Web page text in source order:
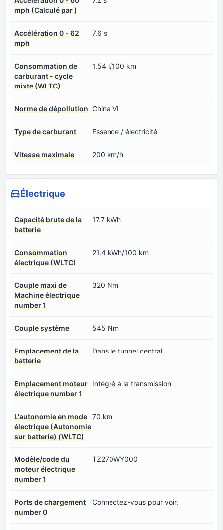
mph (Calculé par )
Accélération 0 - 62
mph
7.6 s
Consommation de
carburant - cycle
mixte (WLTC)
1.54 l/100 km
Norme de dépollution China VI
Type de carburant Essence / électricité
Vitesse maximale 200 km/h
Électrique
Capacité brute de la
batterie
17.7 kWh
Consommation
électrique (WLTC)
21.4 kWh/100 km
Couple maxi de
Machine électrique
number 1
320 Nm
Couple système 545 Nm
Emplacement de la
batterie
Dans le tunnel central
Emplacement moteur
électrique number 1
Intégré à la transmission
L'autonomie en mode
électrique (Autonomie
sur batterie) (WLTC)
70 km
Modèle/code du
moteur électrique
number 1
TZ270WY000
Ports de chargement
number 0
Connectez-vous pour voir.